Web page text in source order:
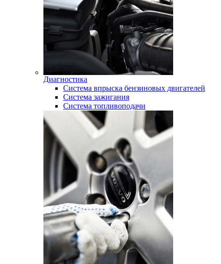
Диагностика
Система впрыска бензиновых двигателей
Система зажигания
Система топливоподачи